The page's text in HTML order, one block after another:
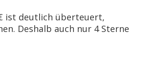
ist deutlich überteuert,
Deshalb auch nur 4 Sterne